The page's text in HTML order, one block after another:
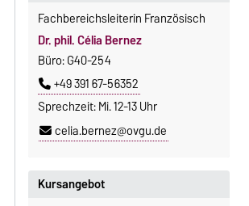
Fachbereichsleiterin Französisch
Dr. phil. Célia Bernez
Büro: G40-254
+49 391 67-56352
Sprechzeit: Mi. 12-13 Uhr
celia.bernez@ovgu.de
Kursangebot